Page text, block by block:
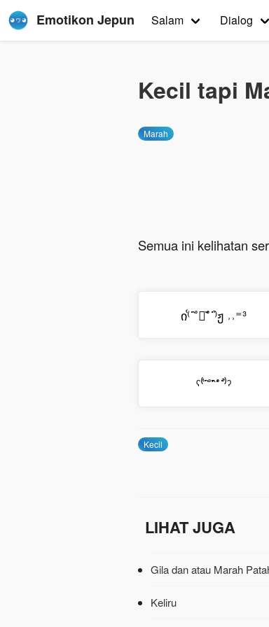
Emotikon Jepun Salam Dialog
Kecil tapi
Marah
Semua ini kelihatan
ი⁽͑˙˚̀༡̇˚́˙⁾̉ჟ ˒˒⁼³
ˁ⁽͑˙˚̀ˆ̇˚́˙⁾̉ˀ
Kecil
LIHAT JUGA
Gila dan atau Marah
Keliru